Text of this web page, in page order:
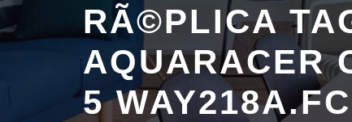
RÃ©PLICA
AQUARACER
5